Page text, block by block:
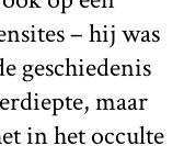
– hij was
geschiedenis
maar
in het occulte